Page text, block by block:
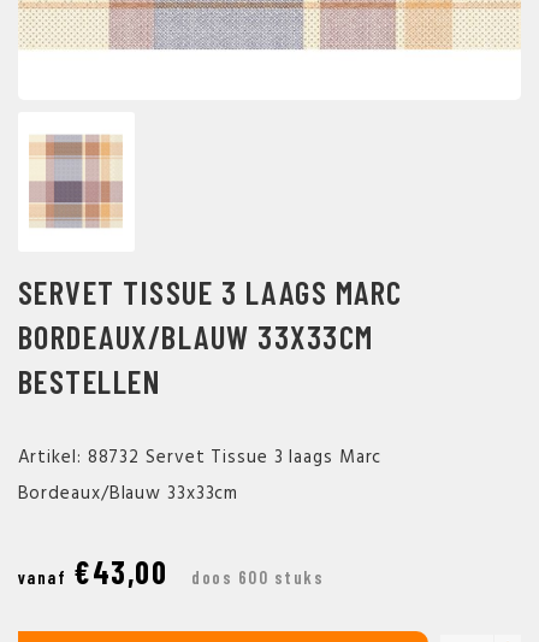
SERVET TISSUE 3 LAAGS MARC
BORDEAUX/BLAUW 33X33CM
BESTELLEN
Artikel: 88732 Servet Tissue 3 laags Marc
Bordeaux/Blauw 33x33cm
vanaf €43,00 doos 600 stuks